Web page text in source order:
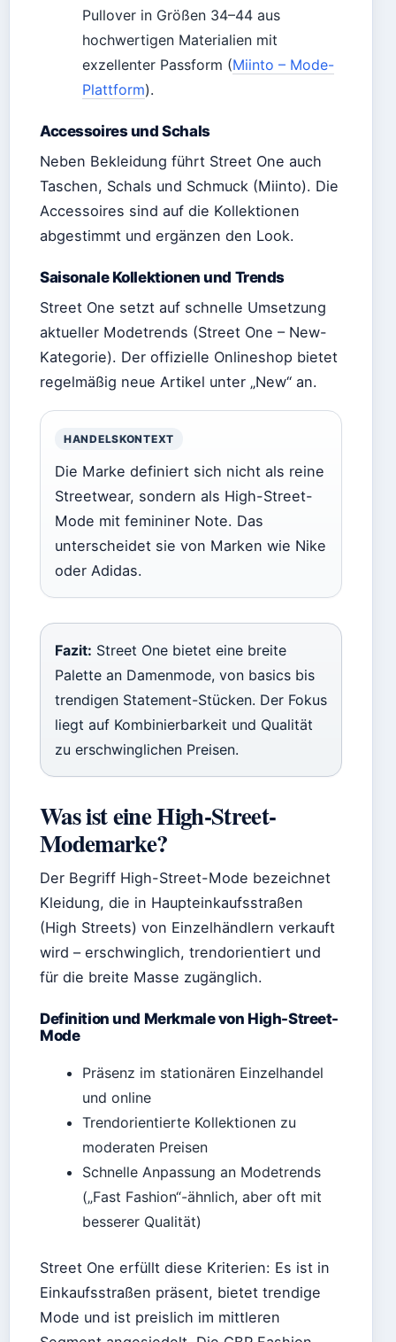
Pullover in Größen 34–44 aus
hochwertigen Materialien mit
exzellenter Passform (Miinto – Mode-
Plattform).
Accessoires und Schals
Neben Bekleidung führt Street One auch
Taschen, Schals und Schmuck (Miinto). Die
Accessoires sind auf die Kollektionen
abgestimmt und ergänzen den Look.
Saisonale Kollektionen und Trends
Street One setzt auf schnelle Umsetzung
aktueller Modetrends (Street One – New-
Kategorie). Der offizielle Onlineshop bietet
regelmäßig neue Artikel unter „New“ an.
HANDELSKONTEXT
Die Marke definiert sich nicht als reine
Streetwear, sondern als High-Street-
Mode mit femininer Note. Das
unterscheidet sie von Marken wie Nike
oder Adidas.
Fazit: Street One bietet eine breite
Palette an Damenmode, von basics bis
trendigen Statement-Stücken. Der Fokus
liegt auf Kombinierbarkeit und Qualität
zu erschwinglichen Preisen.
Was ist eine High-Street-
Modemarke?
Der Begriff High-Street-Mode bezeichnet
Kleidung, die in Haupteinkaufsstraßen
(High Streets) von Einzelhändlern verkauft
wird – erschwinglich, trendorientiert und
für die breite Masse zugänglich.
Definition und Merkmale von High-Street-
Mode
Präsenz im stationären Einzelhandel
und online
Trendorientierte Kollektionen zu
moderaten Preisen
Schnelle Anpassung an Modetrends
(„Fast Fashion“-ähnlich, aber oft mit
besserer Qualität)
Street One erfüllt diese Kriterien: Es ist in
Einkaufsstraßen präsent, bietet trendige
Mode und ist preislich im mittleren